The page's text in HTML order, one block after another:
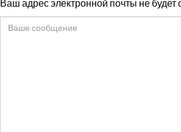
Ваш адрес электронной почты не будет